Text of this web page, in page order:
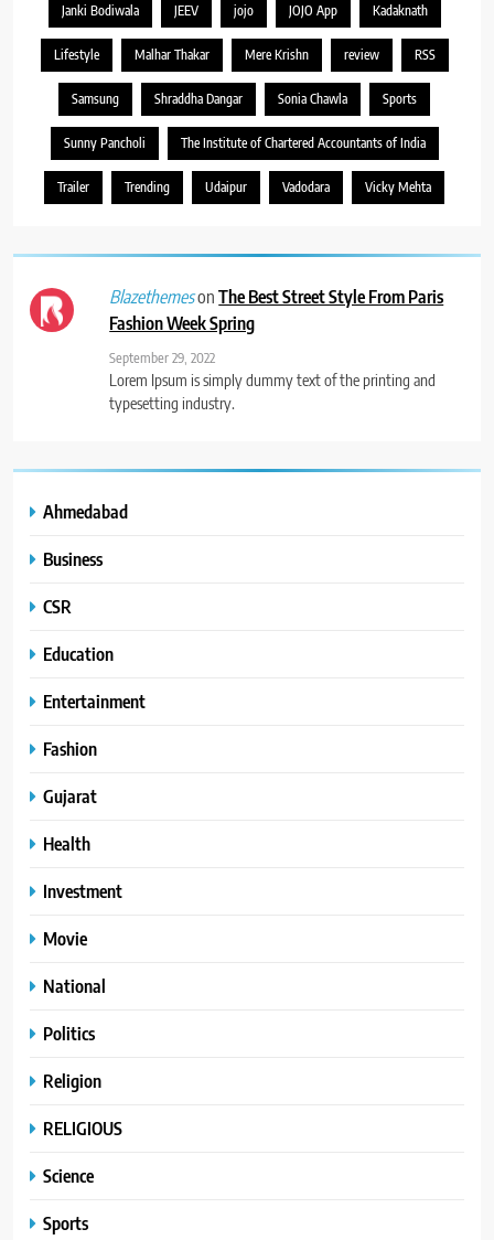
Janki Bodiwala JEEV jojo JOJO App Kadaknath
Lifestyle Malhar Thakar Mere Krishn review RSS
Samsung Shraddha Dangar Sonia Chawla Sports
Sunny Pancholi The Institute of Chartered Accountants of India
Trailer Trending Udaipur Vadodara Vicky Mehta
BlazethemesonThe Best Street Style From Paris
Fashion Week Spring
September 29, 2022
Lorem Ipsum is simply dummy text of the printing and
typesetting industry.
Ahmedabad
Business
CSR
Education
Entertainment
Fashion
Gujarat
Health
Investment
Movie
National
Politics
Religion
RELIGIOUS
Science
Sports